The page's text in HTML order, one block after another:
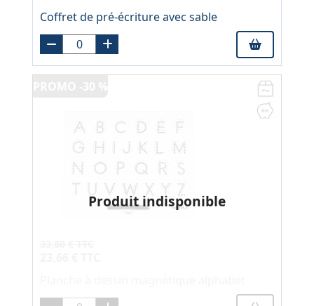
Coffret de pré-écriture avec sable
Produit indisponible